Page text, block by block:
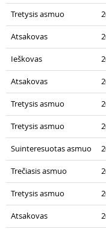
Tretysis asmuo
Atsakovas
Ieškovas
Atsakovas
Tretysis asmuo
Tretysis asmuo
Suinteresuotas asmuo
Trečiasis asmuo
Tretysis asmuo
Atsakovas